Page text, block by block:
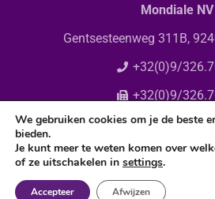
Mondiale NV
Gentsesteenweg 311B,
+32(0)9/
+32(0)9/
We gebruiken cookies om je de beste
bieden.
Je kunt meer te weten komen over
of ze uitschakelen in settings.
Accepteer Afwijzen